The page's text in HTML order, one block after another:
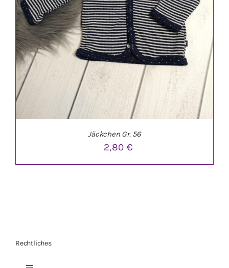
Jäckchen Gr. 56
2,80 €
Rechtliches